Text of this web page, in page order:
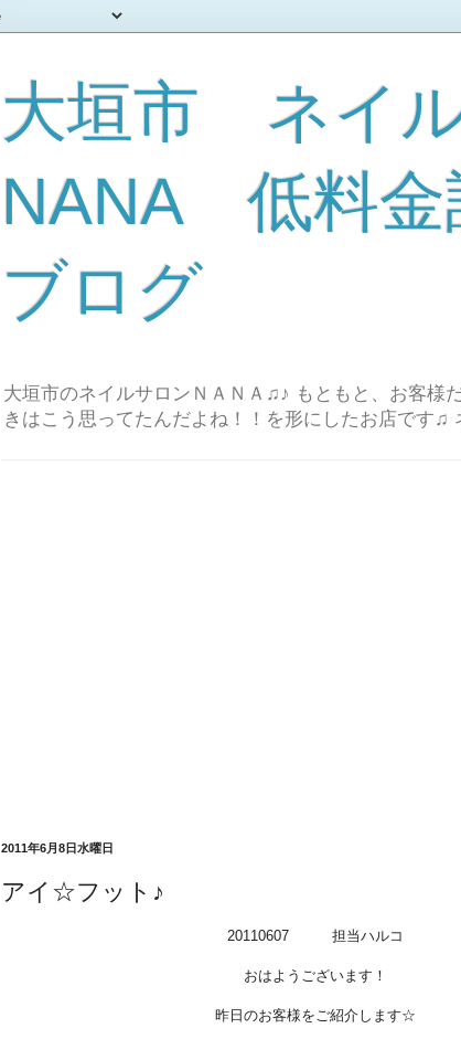
大垣市 ネイ
NANA 低料金
ブログ
大垣市のネイルサロンＮＡＮＡ♫♪ もともと、お客様
きはこう思ってたんだよね！！を形にしたお店です♫
2011年6月8日水曜日
アイ☆フット♪
20110607 担当ハルコ
おはようございます！
昨日のお客様をご紹介します☆